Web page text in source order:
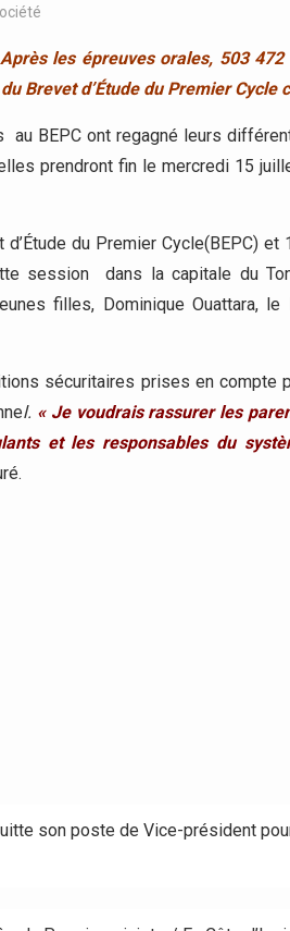
Après les épreuves orales, 503
Brevet d’Étude du Premier Cycle
BEPC ont regagné leurs
prendront fin le mercredi 15
du Premier Cycle(BEPC)
session dans la capitale du
filles, Dominique Ouattara,
sécuritaires prises en compte
l. « Je voudrais rassurer les
et les responsables du
son poste de Vice-président